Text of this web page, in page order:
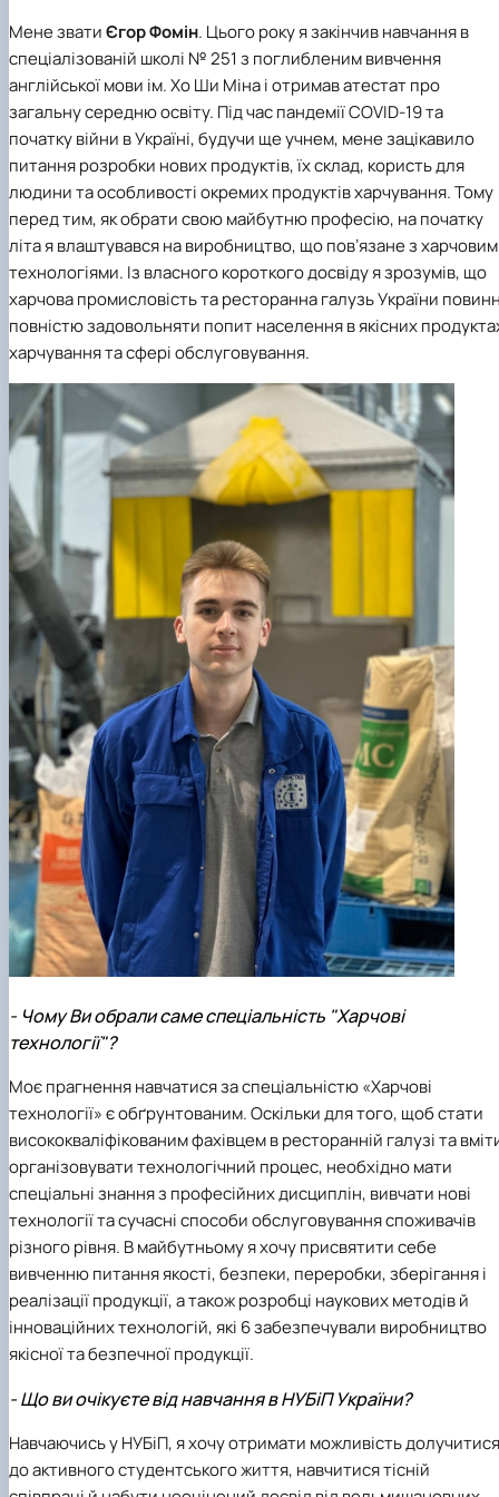
Мене зватиЄгор Фомін. Цього року я закінчив навчання в
спеціалізованій школі № 251 з поглибленим вивчення
англійської мови ім. Хо Ши Міна і отримав атестат про
загальну середню освіту. Під час пандемії COVID-19 та
початку війни в Україні, будучи ще учнем, мене зацікавило
питання розробки нових продуктів, їх склад, користь для
людини та особливості окремих продуктів харчування. Тому
перед тим, як обрати свою майбутню професію, на початку
літа я влаштувався на виробництво, що повʼязане з
технологіями. Із власного короткого досвіду я зрозумів, що
харчова промисловість та ресторанна галузь України
повністю задовольняти попит населення в якісних
харчування та сфері обслуговування.
- Чому Ви обрали саме спеціальність "Харчові
технології"?
Моє прагнення навчатися за спеціальністю «Харчові
технології» є обґрунтованим. Оскільки для того, щоб стати
висококваліфікованим фахівцем в ресторанній галузі та
організовувати технологічний процес, необхідно мати
спеціальні знання з професійних дисциплін, вивчати нові
технології та сучасні способи обслуговування споживачів
різного рівня. В майбутньому я хочу присвятити себе
вивченню питання якості, безпеки, переробки, зберігання і
реалізації продукції, а також розробці наукових методів й
інноваційних технологій, які 6 забезпечували виробництво
якісної та безпечної продукції.
- Що ви очікуєте від навчання в НУБіП України?
Навчаючись у НУБіП, я хочу отримати можливість долучитися
до активного студентського життя, навчитися тісній